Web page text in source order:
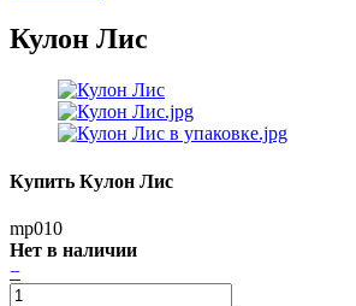
Кулон Лис
Купить Кулон Лис
mp010
Нет в наличии
−